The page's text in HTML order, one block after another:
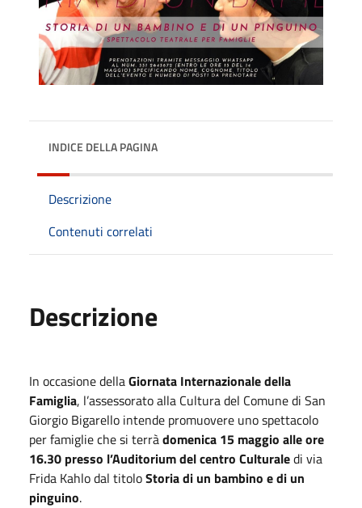
INDICE DELLA PAGINA
Descrizione
Contenuti correlati
Descrizione
In occasione dellaGiornata Internazionale della
Famiglia, l’assessorato alla Cultura del Comune di San
Giorgio Bigarello intende promuovere uno spettacolo
per famiglie che si terràdomenica 15 maggio alle ore
16.30 presso l’Auditorium del centro Culturaledi via
Frida Kahlo dal titoloStoria di un bambino e di un
pinguino.